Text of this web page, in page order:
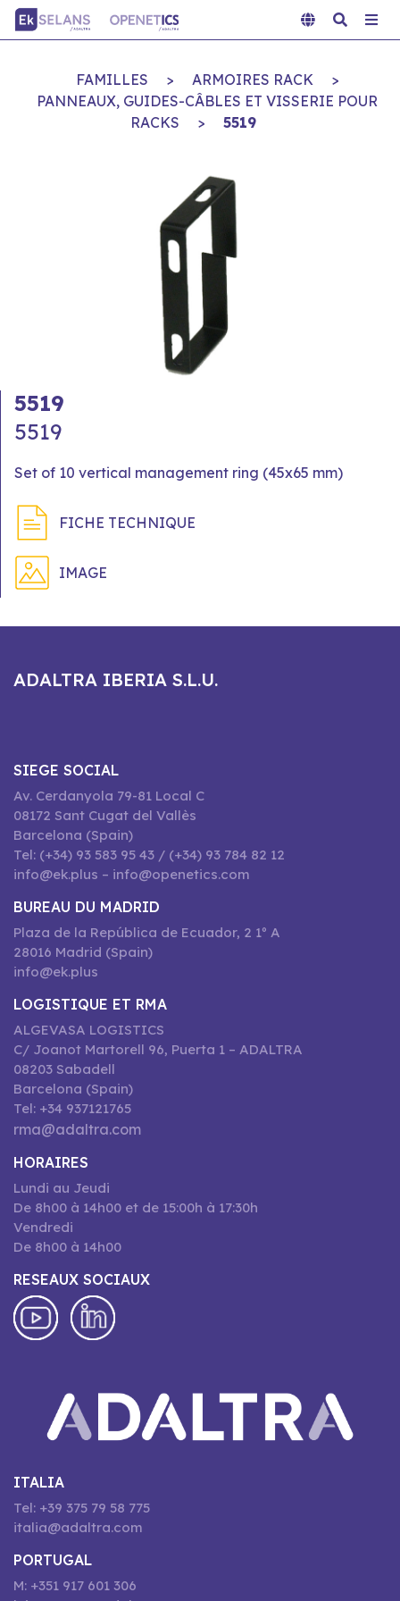
FAMILLES > ARMOIRES RACK
>
PANNEAUX, GUIDES-CÂBLES ET VISSERIE POUR
RACKS
> 5519
5519
5519
Set of 10 vertical management ring (45x65 mm)
FICHE TECHNIQUE
IMAGE
ADALTRA IBERIA S.L.U.
SIEGE SOCIAL
Av. Cerdanyola 79-81 Local C
08172 Sant Cugat del Vallès
Barcelona (Spain)
Tel: (+34) 93 583 95 43 / (+34) 93 784 82 12
info@ek.plus – info@openetics.com
BUREAU DU MADRID
Plaza de la República de Ecuador, 2 1º A
28016 Madrid (Spain)
info@ek.plus
LOGISTIQUE ET RMA
ALGEVASA LOGISTICS
C/ Joanot Martorell 96, Puerta 1 – ADALTRA
08203 Sabadell
Barcelona (Spain)
Tel: +34 937121765
rma@adaltra.com
HORAIRES
Lundi au Jeudi
De 8h00 à 14h00 et de 15:00h à 17:30h
Vendredi
De 8h00 à 14h00
RESEAUX SOCIAUX
ITALIA
Tel: +39 375 79 58 775
italia@adaltra.com
PORTUGAL
M: +351 917 601 306